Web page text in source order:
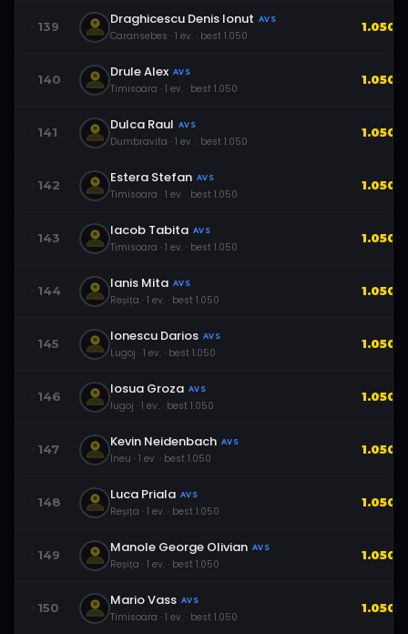
139 Draghicescu Denis Ionut AVS
Caransebes · 1 ev. · best 1.050
1.050
140 Drule Alex AVS
Timisoara · 1 ev. · best 1.050
1.050
141 Dulca Raul AVS
Dumbravita · 1 ev. · best 1.050
1.050
142 Estera Stefan AVS
Timisoara · 1 ev. · best 1.050
1.050
143 Iacob Tabita AVS
Timisoara · 1 ev. · best 1.050
1.050
144 Ianis Mita AVS
Reșița · 1 ev. · best 1.050
1.050
145 Ionescu Darios AVS
Lugoj · 1 ev. · best 1.050
1.050
146 Iosua Groza AVS
lugoj · 1 ev. · best 1.050
1.050
147 Kevin Neidenbach AVS
Ineu · 1 ev. · best 1.050
1.050
148 Luca Priala AVS
Reșița · 1 ev. · best 1.050
1.050
149 Manole George Olivian AVS
Reșița · 1 ev. · best 1.050
1.050
150 Mario Vass AVS
Timisoara · 1 ev. · best 1.050
1.050